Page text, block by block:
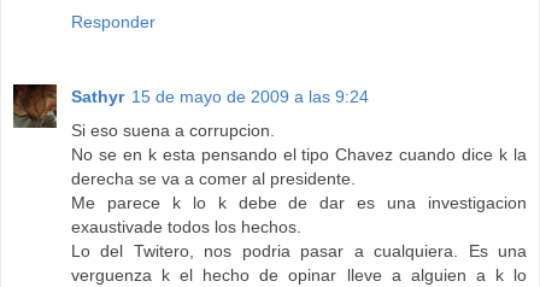
Responder
Sathyr 15 de mayo de 2009 a las 9:24
Si eso suena a corrupcion.
No se en k esta pensando el tipo Chavez cuando dice k la
derecha se va a comer al presidente.
Me parece k lo k debe de dar es una investigacion
exaustivade todos los hechos.
Lo del Twitero, nos podria pasar a cualquiera. Es una
verguenza k el hecho de opinar lleve a alguien a k lo